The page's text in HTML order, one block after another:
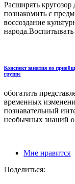
Расширять
познакомить с
воссоздание
Конспект занятия по
группе
обогатить
временных
познавательный
необычных знаний
Мне нравится
Поделиться: